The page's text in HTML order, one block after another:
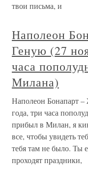
твои письма, и
Наполеон
Геную (27
часа
Милана)
Наполеон Бонапарт
года, три часа
прибыл в Милан, я
все, чтобы увидеть
тебя там не было. Ты
проходят праздники,